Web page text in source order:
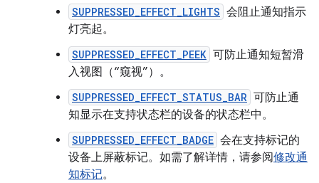
SUPPRESSED_EFFECT_LIGHTS 会阻止通知指示
灯亮起。
SUPPRESSED_EFFECT_PEEK 可防止通知短暂滑
入视图（“窥视”）。
SUPPRESSED_EFFECT_STATUS_BAR 可防止通
知显示在支持状态栏的设备的状态栏中。
SUPPRESSED_EFFECT_BADGE 会在支持标记的
设备上屏蔽标记。如需了解详情，请参阅修改通
知标记。